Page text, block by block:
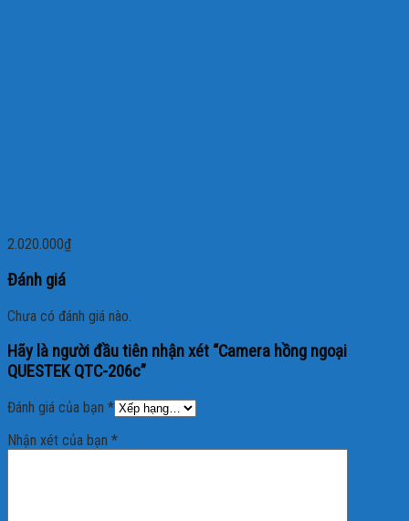
2.020.000₫
Đánh giá
Chưa có đánh giá nào.
Hãy là người đầu tiên nhận xét “Camera hồng ngoại
QUESTEK QTC-206c”
Đánh giá của bạn *
Nhận xét của bạn *